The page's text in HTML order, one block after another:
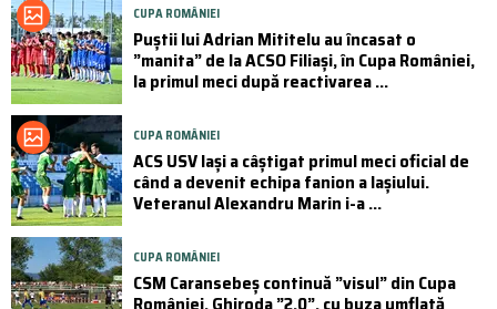
CUPA ROMÂNIEI
Puştii lui Adrian Mititelu au încasat o
”manita” de la ACSO Filiaşi, în Cupa României,
la primul meci după reactivarea ...
CUPA ROMÂNIEI
ACS USV Iași a câștigat primul meci oficial de
când a devenit echipa fanion a Iașiului.
Veteranul Alexandru Marin i-a ...
CUPA ROMÂNIEI
CSM Caransebeș continuă ”visul” din Cupa
României. Ghiroda ”2.0”, cu buza umflată